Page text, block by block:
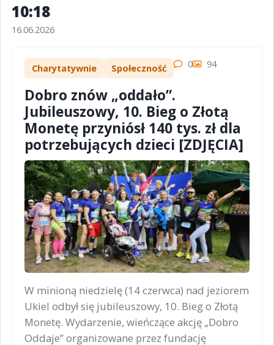
10:18
16.06.2026
Charytatywnie Społeczność 0 94
Dobro znów „oddało”.
Jubileuszowy, 10. Bieg o Złotą
Monetę przyniósł 140 tys. zł dla
potrzebujących dzieci [ZDJĘCIA]
W minioną niedzielę (14 czerwca) nad jeziorem
Ukiel odbył się jubileuszowy, 10. Bieg o Złotą
Monetę. Wydarzenie, wieńczące akcję „Dobro
Oddaje” organizowane przez fundację